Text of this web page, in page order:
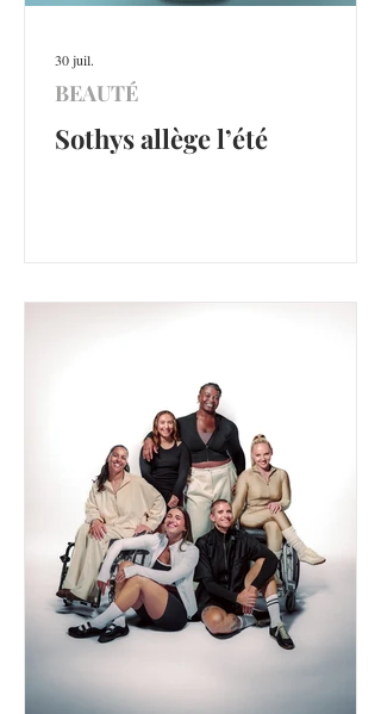
Sothys allège l’été
BEAUTÉ
30 juil.